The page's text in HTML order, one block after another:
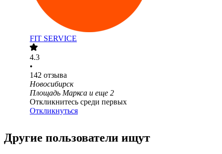
FIT SERVICE
4.3
•
142 отзыва
Новосибирск
Площадь Маркса и еще 2
Откликнитесь среди первых
Откликнуться
Другие пользователи ищут